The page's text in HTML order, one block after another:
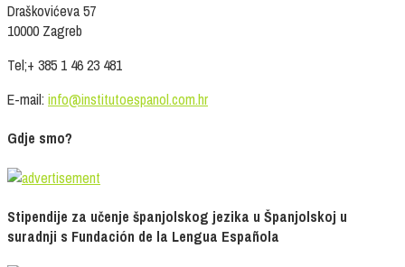
Draškovićeva 57
10000 Zagreb
Tel;+ 385 1 46 23 481
E-mail: info@institutoespanol.com.hr
Gdje smo?
Stipendije za učenje španjolskog jezika u Španjolskoj u
suradnji s Fundación de la Lengua Española